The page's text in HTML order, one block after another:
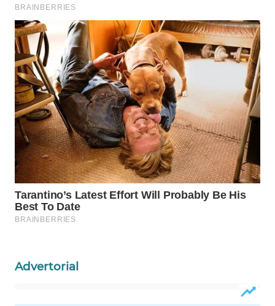
Advertorial
WAHANANEWS
WAHANANEWS
CO ID
WAHANANEWS
NET
WAHANA
SPORT
UMKM